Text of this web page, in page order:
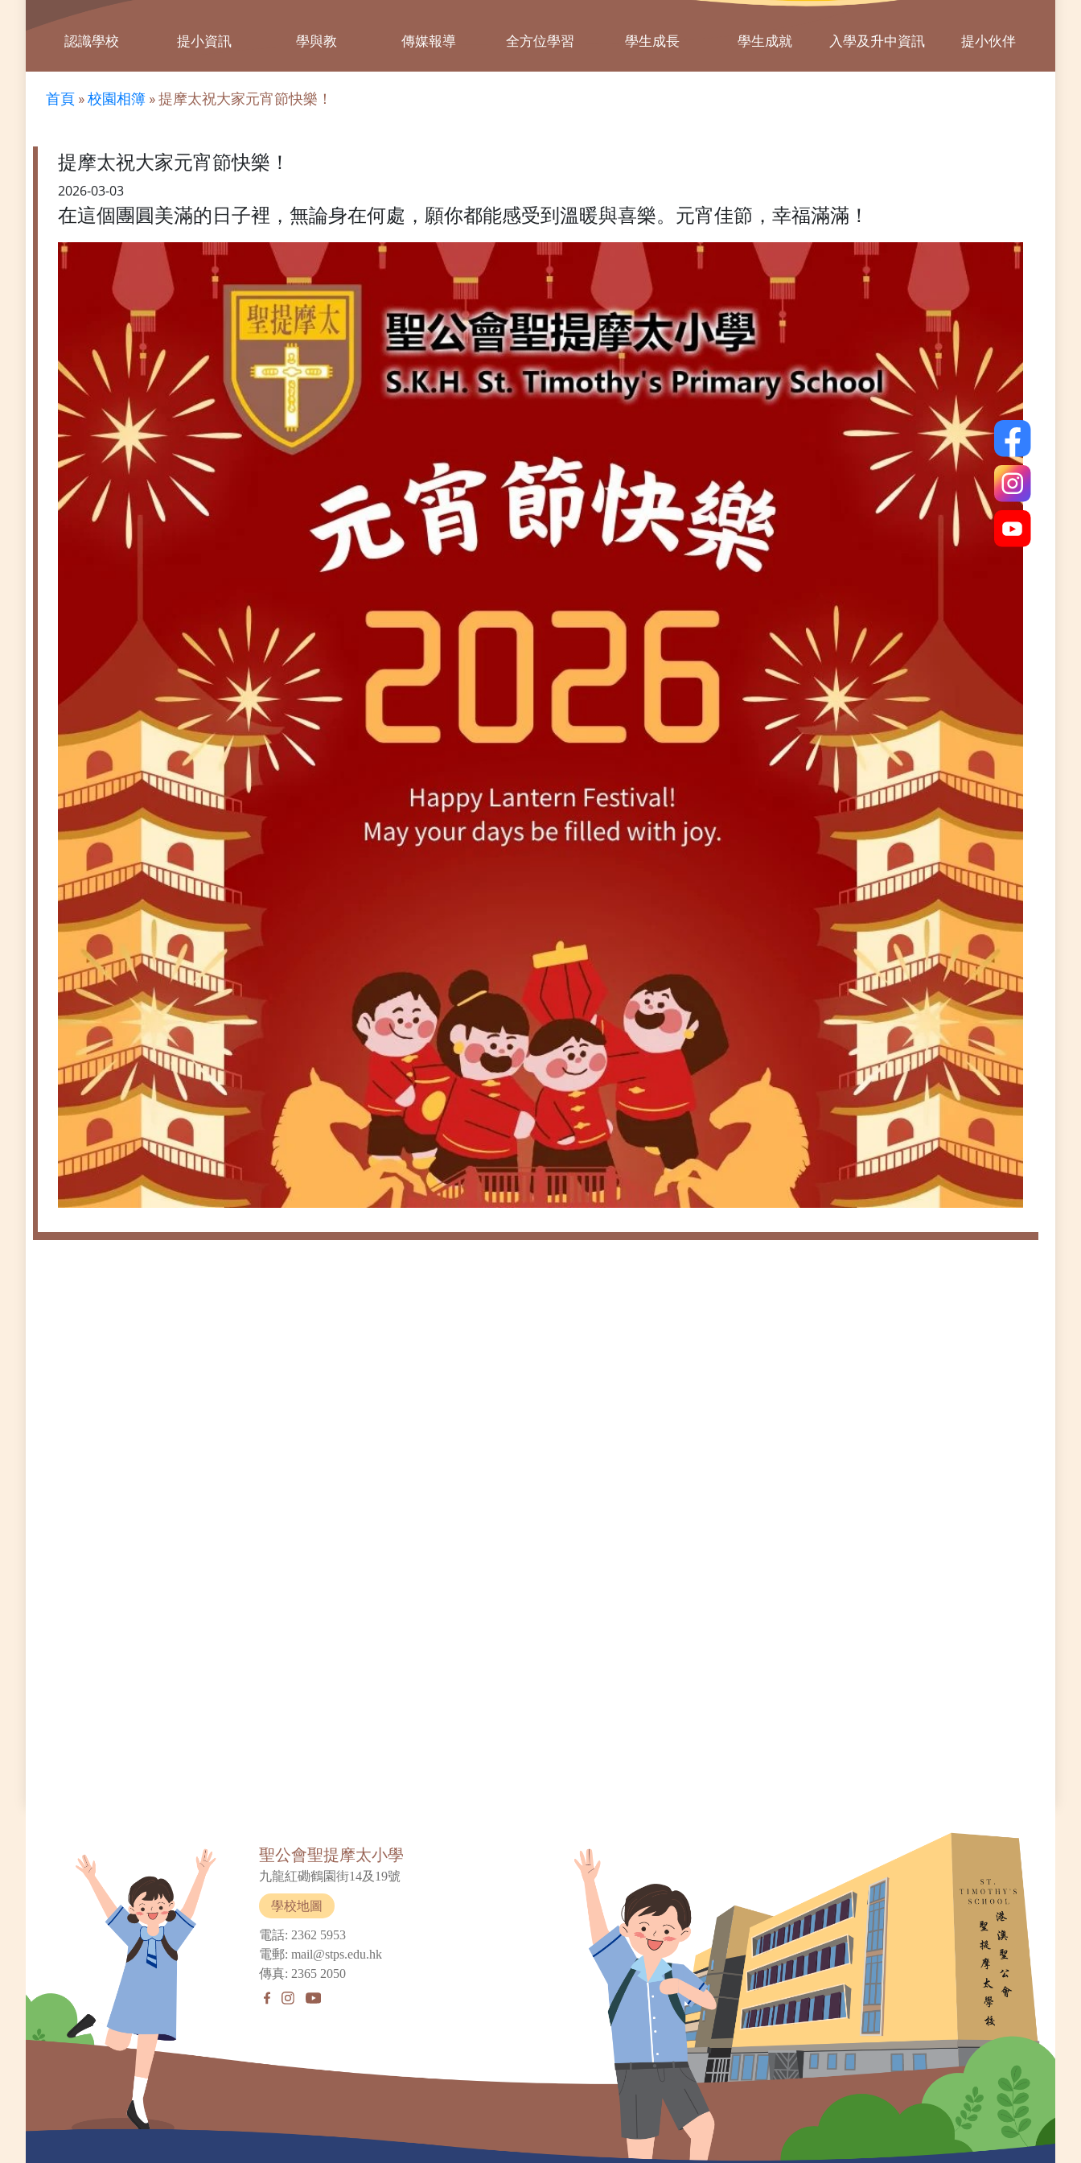
認識學校 提小資訊 學與教 傳媒報導 全方位學習 學生成長 學生成就 入學及升中資訊 提小伙伴
首頁 »校園相簿 »提摩太祝大家元宵節快樂！
提摩太祝大家元宵節快樂！
2026-03-03
在這個團圓美滿的日子裡，無論身在何處，願你都能感受到溫暖與喜樂。元宵佳節，幸福滿滿！
聖公會聖提摩太小學
九龍紅磡鶴園街14及19號
學校地圖
電話: 2362 5953
電郵: mail@stps.edu.hk
傳真: 2365 2050